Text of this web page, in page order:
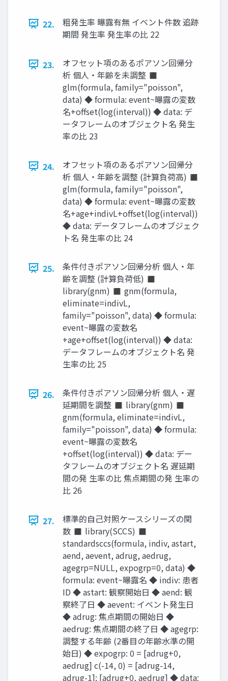
22.
粗発生率 曝露有無 イベント件数 追跡
期間 発生率 発生率の比 22
23.
オフセット項のあるポアソン回帰分
析 個人・年齢を未調整 ◼
glm(formula, family="poisson",
data) ◆ formula: event~曝露の変数
名+offset(log(interval)) ◆ data: デ
ータフレームのオブジェクト名 発生
率の比 23
24.
オフセット項のあるポアソン回帰分
析 個人・年齢を調整 (計算負荷高) ◼
glm(formula, family="poisson",
data) ◆ formula: event~曝露の変数
名+age+indivL+offset(log(interval))
◆ data: データフレームのオブジェク
ト名 発生率の比 24
25.
条件付きポアソン回帰分析 個人・年
齢を調整 (計算負荷低) ◼
library(gnm) ◼ gnm(formula,
eliminate=indivL,
family="poisson", data) ◆ formula:
event~曝露の変数名
+age+offset(log(interval)) ◆ data:
データフレームのオブジェクト名 発
生率の比 25
26.
条件付きポアソン回帰分析 個人・遅
延期間を調整 ◼ library(gnm) ◼
gnm(formula, eliminate=indivL,
family="poisson", data) ◆ formula:
event~曝露の変数名
+offset(log(interval)) ◆ data: デー
タフレームのオブジェクト名 遅延期
間の発 生率の比 焦点期間の発 生率の
比 26
27.
標準的自己対照ケースシリーズの関
数 ◼ library(SCCS) ◼
standardsccs(formula, indiv, astart,
aend, aevent, adrug, aedrug,
agegrp=NULL, expogrp=0, data) ◆
formula: event~曝露名 ◆ indiv: 患者
ID ◆ astart: 観察開始日 ◆ aend: 観
察終了日 ◆ aevent: イベント発生日
◆ adrug: 焦点期間の開始日 ◆
aedrug: 焦点期間の終了日 ◆ agegrp:
調整する年齢 (2番目の年齢水準の開
始日) ◆ expogrp: 0 = [adrug+0,
aedrug] c(-14, 0) = [adrug-14,
adrug-1]; [adrug+0, aedrug] ◆ data: